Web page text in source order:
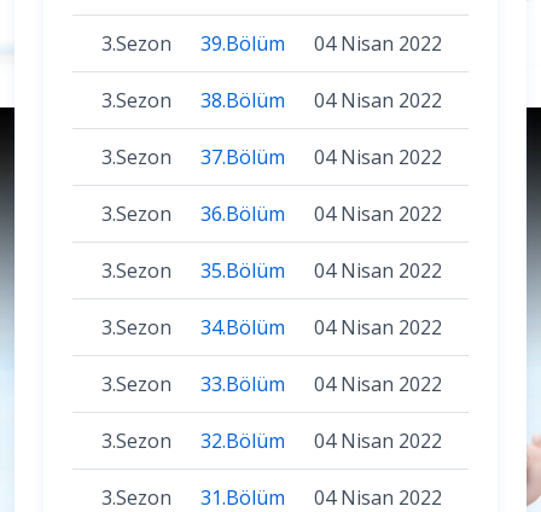
3.Sezon 39.Bölüm 04 Nisan 2022
3.Sezon 38.Bölüm 04 Nisan 2022
3.Sezon 37.Bölüm 04 Nisan 2022
3.Sezon 36.Bölüm 04 Nisan 2022
3.Sezon 35.Bölüm 04 Nisan 2022
3.Sezon 34.Bölüm 04 Nisan 2022
3.Sezon 33.Bölüm 04 Nisan 2022
3.Sezon 32.Bölüm 04 Nisan 2022
3.Sezon 31.Bölüm 04 Nisan 2022